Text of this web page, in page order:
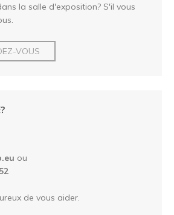
la salle d'exposition? S'il vous
VOUS
ou
de vous aider.